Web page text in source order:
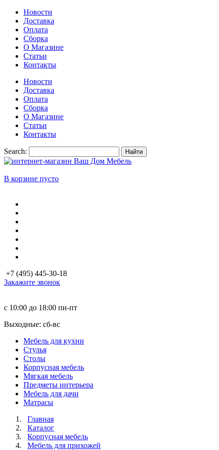
Новости
Доставка
Оплата
Сборка
О Магазине
Статьи
Контакты
Новости
Доставка
Оплата
Сборка
О Магазине
Статьи
Контакты
Search: Найти
В корзине пусто
+7 (495) 445-30-18
Закажите звонок
с 10:00 до 18:00 пн-пт
Выходные: сб-вc
Мебель для кухни
Стулья
Столы
Корпусная мебель
Мягкая мебель
Предметы интерьера
Мебель для дачи
Матраcы
Главная
Каталог
Корпусная мебель
Мебель для прихожей